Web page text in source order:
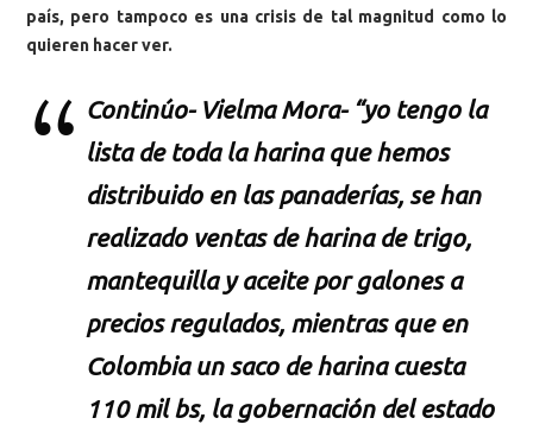
país, pero tampoco es una crisis de tal magnitud como lo
quieren hacer ver.
Continúo- Vielma Mora- “yo tengo la
lista de toda la harina que hemos
distribuido en las panaderías, se han
realizado ventas de harina de trigo,
mantequilla y aceite por galones a
precios regulados, mientras que en
Colombia un saco de harina cuesta
110 mil bs, la gobernación del estado